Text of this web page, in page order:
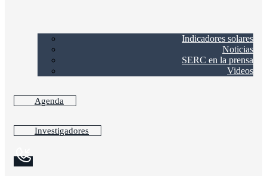
Indicadores solares
Noticias
SERC en la prensa
Videos
Agenda
Investigadores